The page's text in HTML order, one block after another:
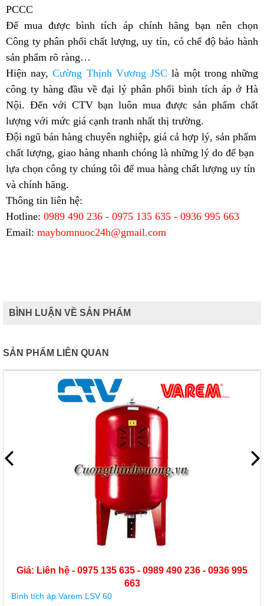
PCCC
Để mua được bình tích áp chính hãng bạn nên chọn
Công ty phân phối chất lượng, uy tín, có chế độ bảo hành
sản phẩm rõ ràng…
Hiện nay,Cường Thịnh Vương JSC là một trong những
công ty hàng đầu về đại lý phân phối bình tích áp ở Hà
Nội. Đến với CTV bạn luôn mua được sản phẩm chất
lượng với mức giá cạnh tranh nhất thị trường.
Đội ngũ bán hàng chuyên nghiệp, giá cả hợp lý, sản phẩm
chất lượng, giao hàng nhanh chóng là những lý do để bạn
lựa chọn công ty chúng tôi để mua hàng chất lượng uy tín
và chính hãng.
Thông tin liên hệ:
Hotline: 0989 490 236 - 0975 135 635 - 0936 995 663
Email: maybomnuoc24h@gmail.com
BÌNH LUẬN VỀ SẢN PHẨM
SẢN PHẨM LIÊN QUAN
Giá: Liên hệ - 0975 135 635 - 0989 490 236 - 0936 995
663
Bình tích áp Varem LSV 60